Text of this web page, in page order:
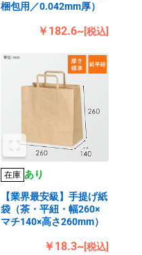
梱包用／0.042mm厚）
￥182.6~[税込]
在庫 あり
【業界最安級】手提げ紙
袋（茶・平紐・幅260×
マチ140×高さ260mm）
￥18.3~[税込]